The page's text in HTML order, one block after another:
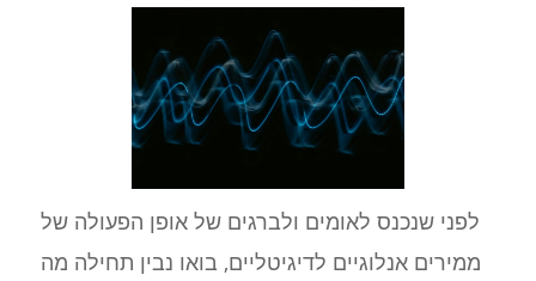
לפני שנכנס לאומים ולברגים של אופן הפעולה של
ממירים אנלוגיים לדיגיטליים, בואו נבין תחילה מה